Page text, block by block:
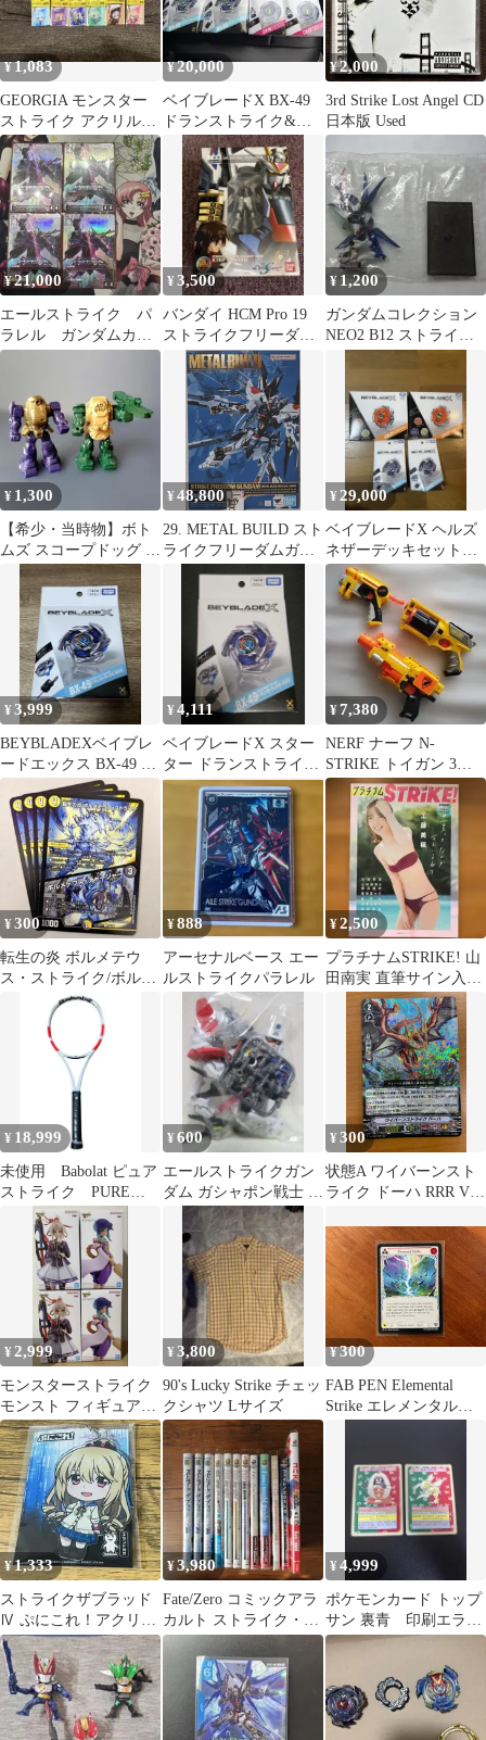
¥1,083
GEORGIA モンスター
ストライク アクリルカ
ラビナ 全6種セット
¥20,000
ベイブレードX BX-49
ドランストライク&ブ
ラキオウィップ 未開
封4個
¥2,000
3rd Strike Lost Angel CD
日本版 Used
¥21,000
エールストライク パ
ラレル ガンダムカー
ドゲーム
¥3,500
バンダイ HCM Pro 19
ストライクフリーダム
ガンダム 1/200スケール
¥ 1,200
ガンダムコレクション
NEO2 B12 ストライク
¥ 1,300
【希少・当時物】ボト
ムズ スコープドッグ ス
トライクドッグ 武器パ
ーツ1点付
¥48,800
29. METAL BUILD スト
ライクフリーダムガン
ダム [METAL BUILD
FESTIVAL 2024] ※未開
¥ 29,000
ベイブレードX ヘルズ
ネザーデッキセット
ドランストライク 4-
50FF
¥3,999
BEYBLADEXベイブレ
ードエックス BX-49 ド
ランストライク4-50FF
¥4,111
ベイブレードX スター
ター ドランストライク
4-50FF BX-49
¥7,380
NERF ナーフ N-
STRIKE トイガン 3点
セット まとめ売り
¥300
転生の炎 ボルメテウ
ス・ストライク/ボルメ
テウス・チャージャ
ー 4枚
¥888
アーセナルベース エー
ルストライクパラレル
¥2,500
プラチナムSTRIKE! 山
田南実 直筆サイン入り
写真集
¥ 18,999
未使用 Babolat ピュア
ストライク PURE
STRIKE 98
¥600
エールストライクガン
ダム ガシャポン戦士 F
#07 未開封品
¥300
状態A ワイバーンスト
ライク ドーハ RRR V-
¥2,999
モンスターストライク
モンスト フィギュア
ヤクモ マサムネ ナムコ
限定
¥3,800
90's Lucky Strike チェッ
クシャツ Lサイズ
¥300
FAB PEN Elemental
Strike エレメンタルの
¥1,333
ストライクザブラッド
Ⅳ ぷにこれ！アクリル
キーホルダー スタン
ド付き
¥3,980
Fate/Zero コミックアラ
カルト ストライク・
ザ・ブラッド 等12冊セ
¥4,999
ポケモンカード トップ
サン 裏青 印刷エラ
ー ルージュラ ストラ